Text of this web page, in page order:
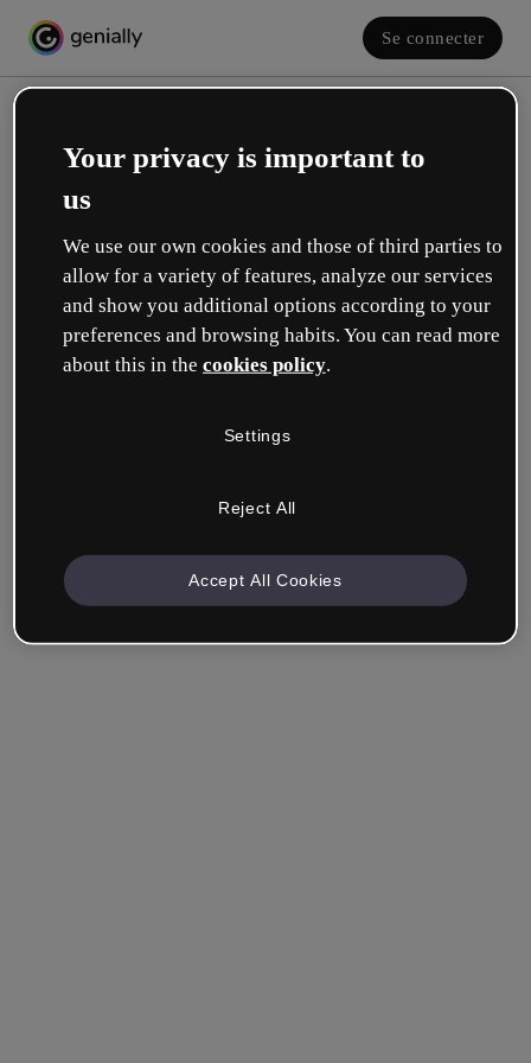
Se connecter
Créez votre compte gratuit !
Votre rôle se rapproche plus de celui de :
Société & Professionnels
un autre domaine.
Your privacy is important to
us
We use our own cookies and those of third parties to
allow for a variety of features, analyze our services
and show you additional options according to your
preferences and browsing habits. You can read more
about this in the cookies policy.
Settings
Reject All
Accept All Cookies